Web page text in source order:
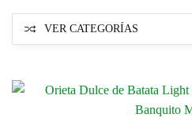
VER CATEGORÍAS